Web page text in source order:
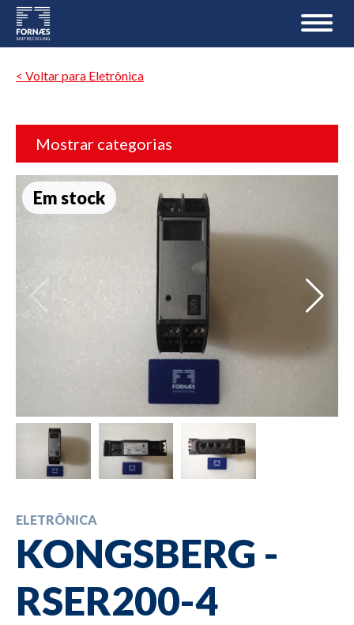
< Voltar para Eletrônica
Mostrar categorias
Em stock
ELETRÔNICA
KONGSBERG -
RSER200-4